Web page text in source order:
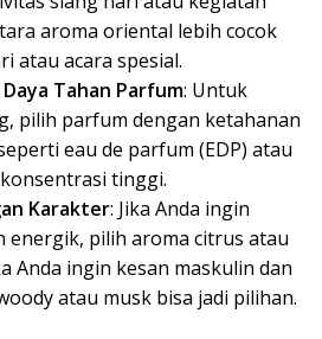
aroma oriental lebih cocok
atau acara spesial.
Tahan Parfum: Untuk
pilih parfum dengan ketahanan
eau de parfum (EDP) atau
tinggi.
Karakter: Jika Anda ingin
energik, pilih aroma citrus atau
Anda ingin kesan maskulin dan
atau musk bisa jadi pilihan.